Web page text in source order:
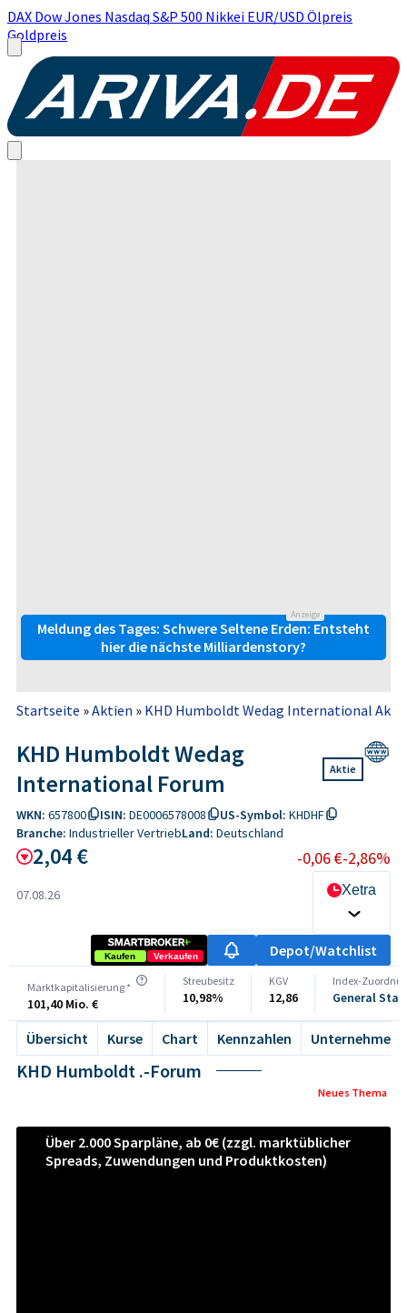
DAX Dow Jones Nasdaq S&P 500 Nikkei EUR/USD Ölpreis
Goldpreis
Anzeige
Meldung des Tages: Schwere Seltene Erden: Entsteht
hier die nächste Milliardenstory?
Startseite »Aktien » KHD Humboldt Wedag International
KHD Humboldt Wedag
International Forum
Aktie
WKN: 657800 ISIN: DE0006578008 US-Symbol: KHDHF
Branche: Industrieller VertriebLand: Deutschland
2,04 € -0,06 €-2,86%
07.08.26 Xetra
Kaufen Verkaufen Depot/Watchlist
Marktkapitalisierung *
101,40 Mio. €
Streubesitz
10,98%
KGV
12,86
Index-
General
Übersicht Kurse Chart Kennzahlen Unternehmen
KHD Humboldt .-Forum
Neues Thema
Über 2.000 Sparpläne, ab 0€ (zzgl. marktüblicher
Spreads, Zuwendungen und Produktkosten)